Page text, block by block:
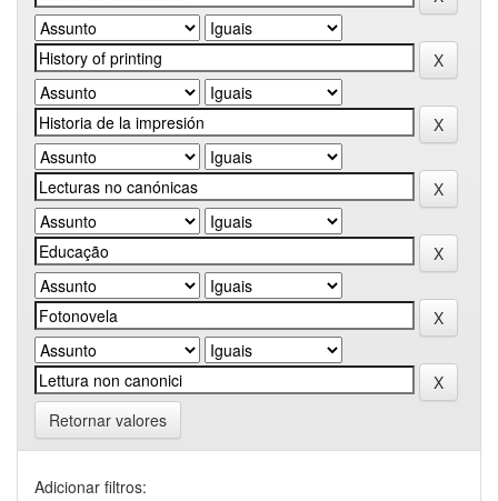
Retornar valores
Adicionar filtros: